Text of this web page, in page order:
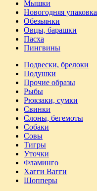
Мышки
Новогодняя упаковка
Обезьянки
Овцы, барашки
Пасха
Пингвины
Подвески, брелоки
Подушки
Прочие образы
Рыбы
Рюкзаки, сумки
Свинки
Слоны, бегемоты
Собаки
Совы
Тигры
Уточки
Фламинго
Хагги Вагги
Шопперы